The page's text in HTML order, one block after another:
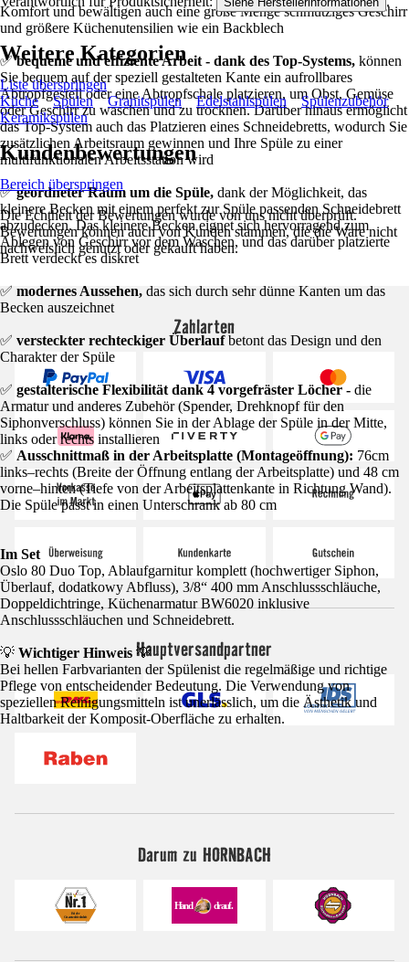
Komfort und bewältigen auch eine große Menge schmutziges Geschirr
und größere Küchenutensilien wie ein Backblech
✅bequeme und effiziente Arbeit - dank des Top-Systems, können
Sie bequem auf der speziell gestalteten Kante ein aufrollbares
Abtropfgestell oder eine Abtropfschale platzieren, um Obst, Gemüse
oder Geschirr zu waschen und zu trocknen. Darüber hinaus ermöglicht
das Top-System auch das Platzieren eines Schneidebretts, wodurch Sie
zusätzlichen Arbeitsraum gewinnen und Ihre Spüle zu einer
multifunktionalen Arbeitsstation wird
✅geordneter Raum um die Spüle, dank der Möglichkeit, das
kleinere Becken mit einem perfekt zur Spüle passenden Schneidebrett
abzudecken. Das kleinere Becken eignet sich hervorragend zum
Ablegen von Geschirr vor dem Waschen, und das darüber platzierte
Brett verdeckt es diskret
✅ modernes Aussehen, das sich durch sehr dünne Kanten um das
Becken auszeichnet
✅ versteckter rechteckiger Überlaufbetont das Design und den
Charakter der Spüle
✅ gestalterische Flexibilität dank 4 vorgefräster Löcher - die
Armatur und anderes Zubehör (Spender, Drehknopf für den
Siphonverschluss) können Sie in der Ablage der Spüle in der Mitte,
links oder rechts installieren
✅ Ausschnittmaß in der Arbeitsplatte (Montageöffnung): 76cm
links–rechts (Breite der Öffnung entlang der Arbeitsplatte) und 48 cm
vorne–hinten (Tiefe von der Arbeitsplattenkante in Richtung Wand).
Die Spüle passt in einen Unterschrank ab 80 cm
Im Set
Oslo 80 Duo Top, Ablaufgarnitur komplett (hochwertiger Siphon,
Überlauf, dodatkowy Abfluss), 3/8“ 400 mm Anschlussschläuche,
Doppeldichtringe, Küchenarmatur BW6020 inklusive
Anschlussschläuchen und Schneidebrett.
💡 Wichtiger Hinweis 💡
Bei hellen Farbvarianten der Spülenist die regelmäßige und richtige
Pflege von entscheidender Bedeutung. Die Verwendung von
speziellen Reinigungsmitteln ist unerlässlich, um die Ästhetik und
Haltbarkeit der Komposit-Oberfläche zu erhalten.
Weitere Kategorien
Liste überspringen
Küche
Spülen Granitspülen Edelstahlspülen
Spülenzubehör
Keramikspülen
Kundenbewertungen
Bereich überspringen
Die Echtheit der Bewertungen wurde von uns nicht überprüft.
Bewertungen können auch von Kunden stammen, die die Ware nicht
nachweislich genutzt oder gekauft haben.
Zahlarten
Hauptversandpartner
Darum zu HORNBACH